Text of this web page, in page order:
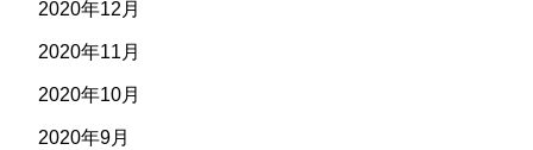
2020年12月
2020年11月
2020年10月
2020年9月